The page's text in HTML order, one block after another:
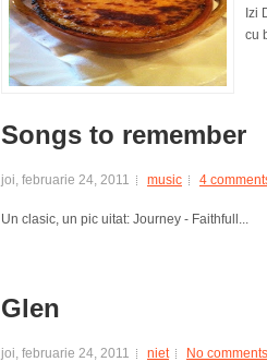
Izi
cu
Songs to remember
joi, februarie 24, 2011 music 4
Un clasic, un pic uitat: Journey - Faithfull...
Glen
joi, februarie 24, 2011 niet No comments